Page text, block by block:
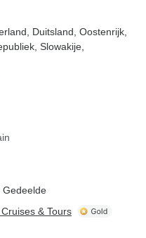
, Duitsland , Oostenrijk
, Slowakije
Gedeelde
& Tours